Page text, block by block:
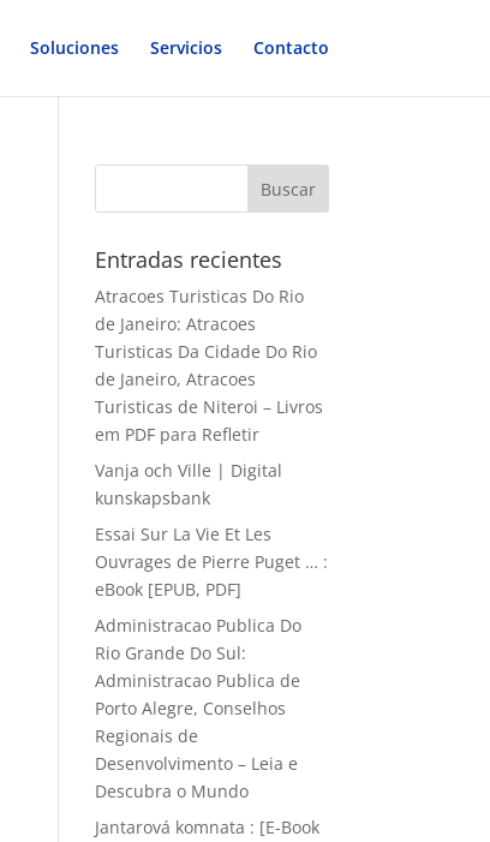
Soluciones Servicios Contacto
Entradas recientes
Atracoes Turisticas Do Rio
de Janeiro: Atracoes
Turisticas Da Cidade Do Rio
de Janeiro, Atracoes
Turisticas de Niteroi – Livros
em PDF para Refletir
Vanja och Ville | Digital
kunskapsbank
Essai Sur La Vie Et Les
Ouvrages de Pierre Puget … :
eBook [EPUB, PDF]
Administracao Publica Do
Rio Grande Do Sul:
Administracao Publica de
Porto Alegre, Conselhos
Regionais de
Desenvolvimento – Leia e
Descubra o Mundo
Jantarová komnata : [E-Book